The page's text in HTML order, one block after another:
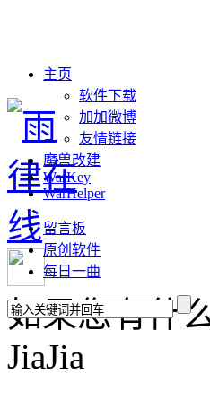
主页
软件下载
加加微博
友情链接
魔兽改建
WarKey
WarHelper
留言板
原创软件
每日一曲
如果您有什
JiaJia